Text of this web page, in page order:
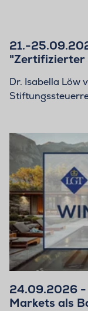
21.-
Dr. Isabella Löw
24.09.2026 -
Markets als